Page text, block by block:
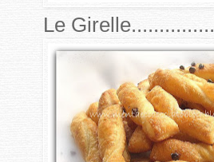
Le Girelle...............